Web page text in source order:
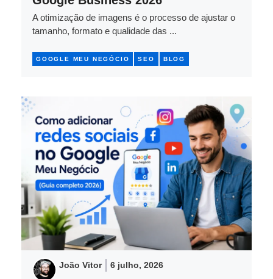
A otimização de imagens é o processo de ajustar o
tamanho, formato e qualidade das ...
GOOGLE MEU NEGÓCIO SEO BLOG
João Vitor 6 julho, 2026